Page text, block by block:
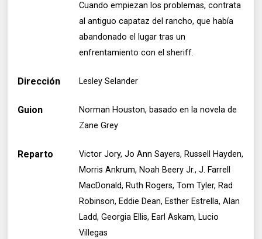
Cuando empiezan los problemas, contrata
al antiguo capataz del rancho, que había
abandonado el lugar tras un
enfrentamiento con el sheriff.
Dirección Lesley Selander
Guion
Norman Houston, basado en la novela de
Zane Grey
Reparto
Victor Jory, Jo Ann Sayers, Russell Hayden,
Morris Ankrum, Noah Beery Jr., J. Farrell
MacDonald, Ruth Rogers, Tom Tyler, Rad
Robinson, Eddie Dean, Esther Estrella, Alan
Ladd, Georgia Ellis, Earl Askam, Lucio
Villegas